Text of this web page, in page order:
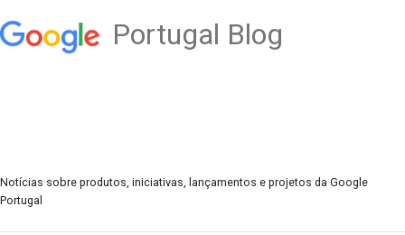
Portugal Blog
Notícias sobre produtos, iniciativas, lançamentos e projetos da Google
Portugal